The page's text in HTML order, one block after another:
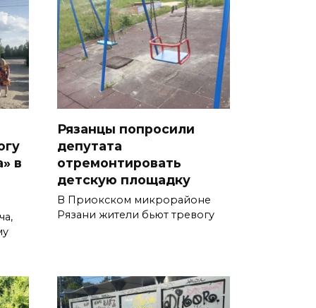
в
Рязанцы попросили
депутата
отремонтировать
детскую площадку
В Приокском микрорайоне
Рязани жители бьют тревогу